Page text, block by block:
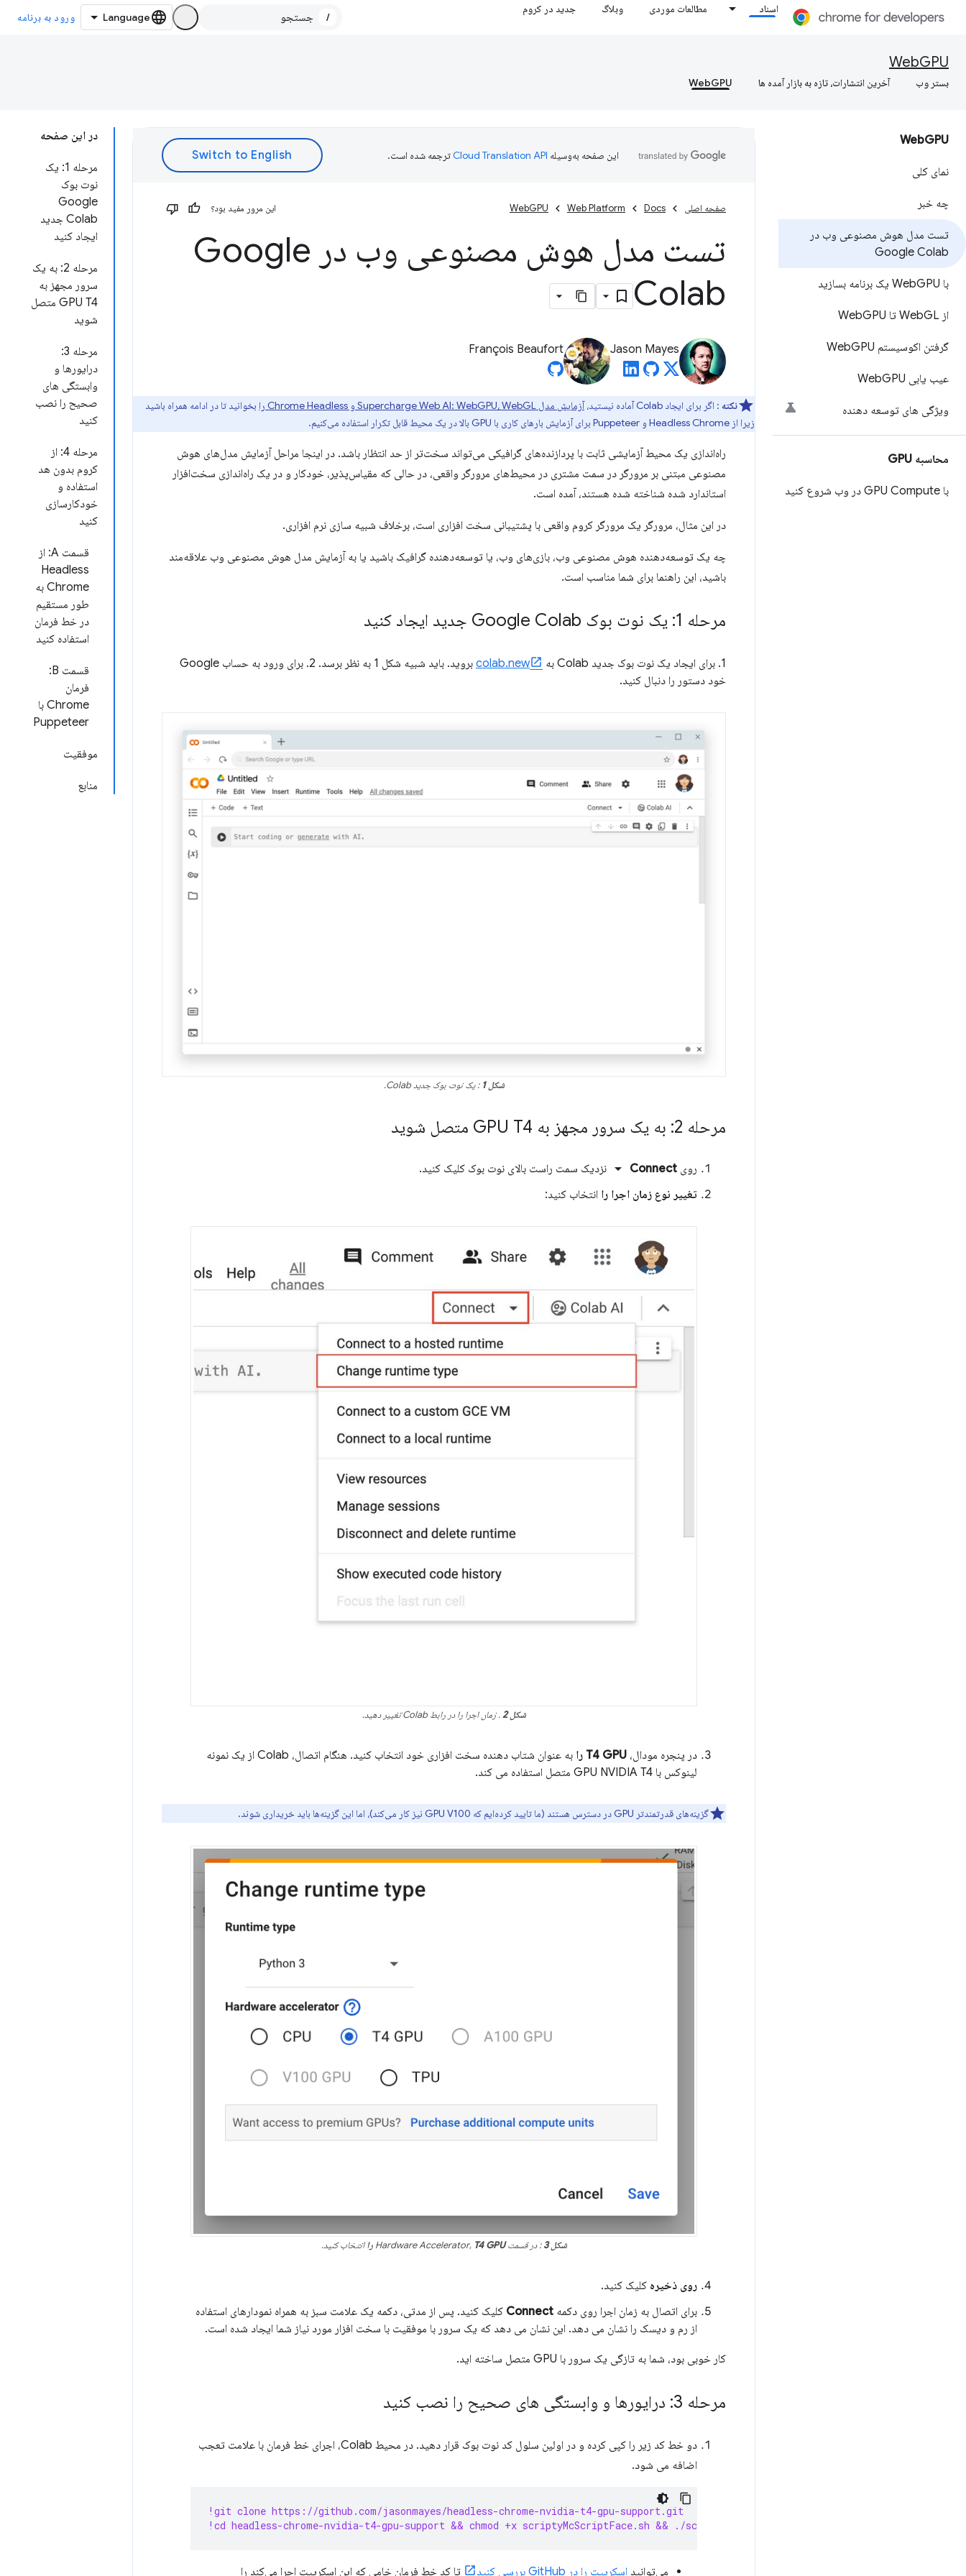
اسناد مطالعات موردی وبلاگ جدید در کروم
/ ورود به برنامه
WebGPU
بستر وب آخرین انتشارات، تازه به بازار آمده ها WebGPU
WebGPU
نمای کلی
چه خبر
تست مدل هوش مصنوعی وب در
Google Colab
با Web GPU یک برنامه بسازید
از Web GL تا Web GPU
گرفتن اکوسیستم Web GPU
عیب یابی Web GPU
ویژگی های توسعه دهنده
محاسبه GPU
با GPU Compute در وب شروع کنید
در این صفحه
مرحله 1: یک
نوت بوک
Google
Colab جدید
ایجاد کنید
مرحله 2: به یک
سرور مجهز به
GPU T4 متصل
شوید
مرحله 3:
درایورها و
وابستگی های
صحیح را نصب
کنید
مرحله 4: از
کروم بدون هد
استفاده و
خودکارسازی
کنید
قسمت A: از
Headless
Chrome به
طور مستقیم
در خط فرمان
استفاده کنید
قسمت B:
فرمان
Chrome با
Puppeteer
موفقیت
منابع
این صفحه به‌وسیله ترجمه شده است.
صفحه اصلی Docs
Web Platform
WebGPU این مرور مفید بود؟
تست مدل هوش مصنوعی وب در Google
Colab
Jason Mayes
François Beaufort
نکته : اگر برای ایجاد Colab آماده نیستید، آزمایش مدل Supercharge Web AI: WebGPU، WebGL و Chrome Headless را
بخوانید تا در ادامه همراه باشید
زیرا از Headless Chrome و Puppeteer برای آزمایش بارهای کاری با GPU بالا در یک محیط قابل تکرار استفاده می‌کنیم.
راه‌اندازی یک محیط آزمایشی ثابت با پردازنده‌های گرافیکی می‌تواند سخت‌تر از حد انتظار باشد. در اینجا مراحل آزمایش مدل‌های هوش
مصنوعی مبتنی بر مرورگر در سمت مشتری در محیط‌های مرورگر واقعی، در حالی که مقیاس‌پذیر، خودکار و در یک راه‌اندازی سخت‌افزار
استاندارد شده شناخته شده هستند، آمده است.
در این مثال، مرورگر یک مرورگر کروم واقعی با پشتیبانی سخت افزاری است، برخلاف شبیه سازی نرم افزاری.
چه یک توسعه‌دهنده هوش مصنوعی وب، بازی‌های وب، یا توسعه‌دهنده گرافیک باشید یا به آزمایش مدل هوش مصنوعی وب علاقه‌مند
باشید، این راهنما برای شما مناسب است.
مرحله 1: یک نوت بوک Google Colab جدید ایجاد کنید
1. برای ایجاد یک نوت بوک جدید Colab به colab.new
بروید. باید شبیه شکل 1 به نظر برسد. 2. برای ورود به حساب Google
خود دستور را دنبال کنید.
شکل 1 : یک نوت بوک جدید Colab.
مرحله 2: به یک سرور مجهز به GPU T4 متصل شوید
روی Connect
arrow_drop_down نزدیک سمت راست بالای نوت بوک کلیک کنید.
تغییر نوع زمان اجرا را انتخاب کنید:
شکل 2 . زمان اجرا را در رابط Colab تغییر دهید.
در پنجره مودال، T4 GPU را
به عنوان شتاب دهنده سخت افزاری خود انتخاب کنید. هنگام اتصال، Colab از یک نمونه
لینوکس با GPU NVIDIA T4 متصل استفاده می کند.
گزینه‌های قدرتمندتر GPU در دسترس هستند (ما تایید کرده‌ایم که GPU V100 نیز کار می‌کند)، اما این گزینه‌ها باید خریداری شوند.
شکل 3 : در قسمت Hardware Accelerator،T4 GPU را انتخاب کنید.
روی ذخیره کلیک کنید.
برای اتصال به زمان اجرا روی دکمه Connect کلیک کنید. پس از مدتی، دکمه یک علامت سبز به همراه نمودارهای استفاده
از رم و دیسک را نشان می دهد. این نشان می دهد که یک سرور با موفقیت با سخت افزار مورد نیاز شما ایجاد شده است.
کار خوبی بود، شما به تازگی یک سرور با GPU متصل ساخته اید.
مرحله 3: درایورها و وابستگی های صحیح را نصب کنید
دو خط کد زیر را کپی کرده و در اولین سلول کد نوت بوک قرار دهید. در محیط Colab، اجرای خط فرمان با علامت تعجب
اضافه می شود.
!git clone https://github.com/jasonmayes/headless-chrome-nvidia-t4-gpu-support.git
!cd headless-chrome-nvidia-t4-gpu-support && chmod +x scriptyMcScriptFace.sh && ./scriptyMcScriptFace.sh
می‌توانید اسکریپت را در GitHub بررسی کنید تا کد خط فرمان خامی که این اسکریپت اجرا می‌کند را